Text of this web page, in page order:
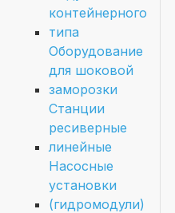
контейнерного
типа
Оборудование
для шоковой
заморозки
Станции
ресиверные
линейные
Насосные
установки
(гидромодули)